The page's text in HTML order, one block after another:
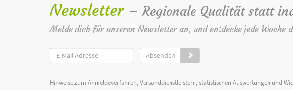
Newsletter – Regionale Qualität statt
Melde dich für unseren Newsletter an, und entdecke jede Woche
Absenden
Hinweise zum Anmeldeverfahren, Versanddienstleistern, statistischen Auswertungen und